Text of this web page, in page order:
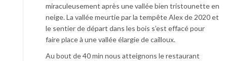
miraculeusement après une vallée bien tristounette en
neige. La vallée meurtie par la tempête Alex de 2020 et
le sentier de départ dans les bois s’est effacé pour
faire place à une vallée élargie de cailloux.
Au bout de 40 min nous atteignons le restaurant